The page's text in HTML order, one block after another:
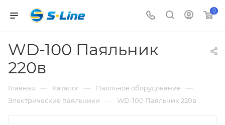
0
WD-100 Паяльник
220в
Главная — Каталог — Паяльное оборудование —
Электрические паяльники — WD-100 Паяльник 220в